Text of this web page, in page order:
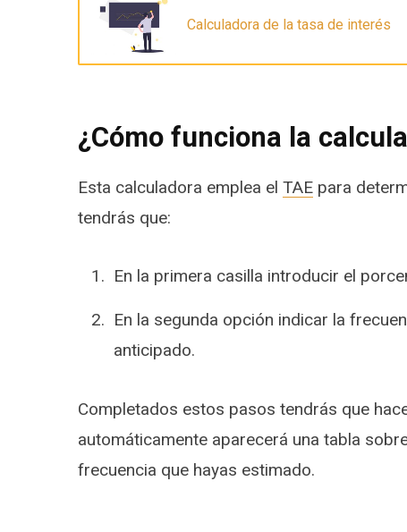
Calculadora de la tasa de interés
¿Cómo funciona la
Esta calculadora emplea el TAE para
tendrás que:
En la primera casilla introducir el
En la segunda opción indicar la
anticipado.
Completados estos pasos tendrás que
automáticamente aparecerá una tabla
frecuencia que hayas estimado.